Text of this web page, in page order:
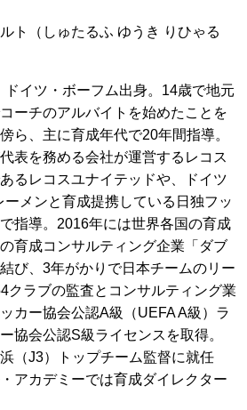
ト（しゅたるふ ゆうき りひゃる
イツ・ボーフム出身。14歳で地元
ーチのアルバイトを始めたことを
ら、主に育成年代で20年間指導。
表を務める会社が運営するレコス
るレコスユナイテッドや、ドイツ
メンと育成提携している日独フッ
指導。2016年には世界各国の育成
育成コンサルティング企業「ダブ
び、3年がかりで日本チームのリー
クラブの監査とコンサルティング業
カー協会公認A級（UEFA A級）ラ
協会公認S級ライセンスを取得。
（J3）トップチーム監督に就任
アカデミーでは育成ダイレクター